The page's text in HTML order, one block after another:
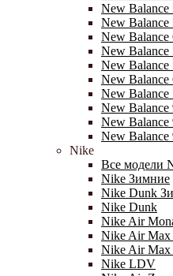
New Balance
New Balance
New Balance
New Balance
New Balance
New Balance
New Balance
New Balance
New Balance
New Balance
Nike
Все модели
Nike Зимние
Nike Dunk
Nike Dunk
Nike Air
Nike Air
Nike Air Max
Nike LDV